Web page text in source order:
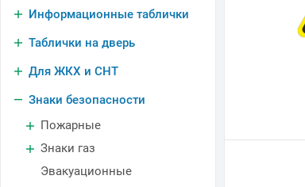
Информационные таблички
Таблички на дверь
Для ЖКХ и СНТ
Знаки безопасности
Пожарные
Знаки газ
Эвакуационные